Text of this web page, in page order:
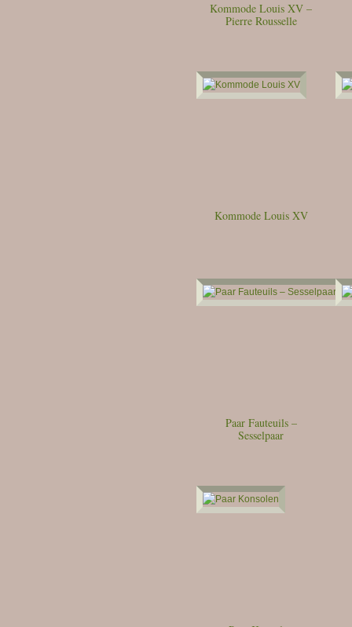
Kommode Louis XV –
Pierre Rousselle
Kommode Louis XV
Paar Fauteuils –
Sesselpaar